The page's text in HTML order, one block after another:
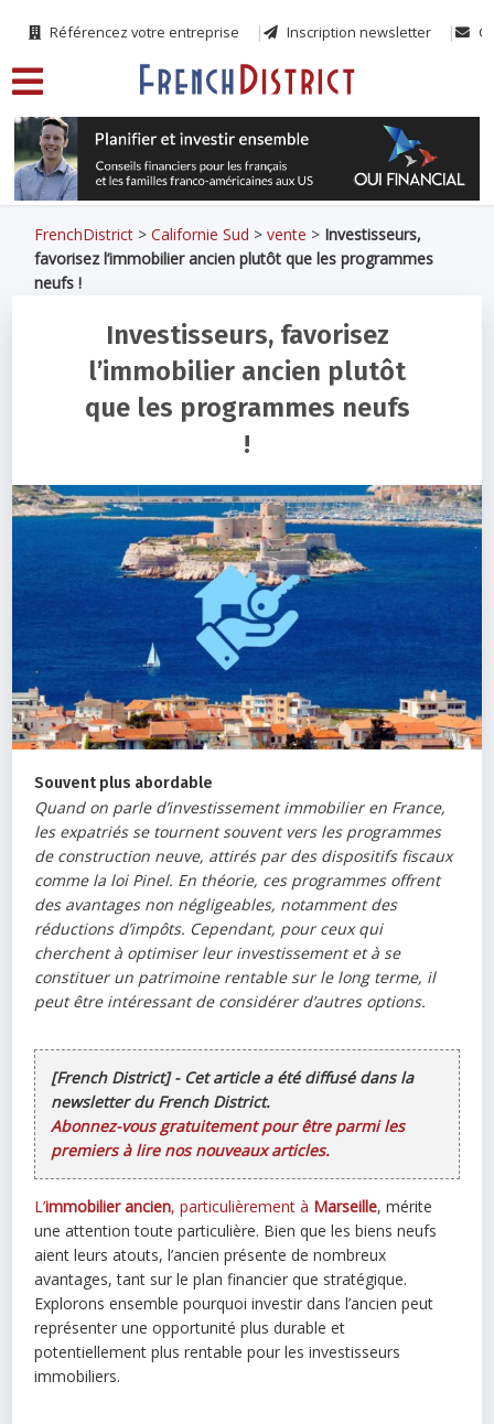
Référencez votre entreprise Inscription newsletter
FrenchDistrict >Californie Sud >vente > Investisseurs,
favorisez l’immobilier ancien plutôt que les programmes
neufs !
Investisseurs, favorisez
l’immobilier ancien plutôt
que les programmes neufs
!
Souvent plus abordable
Quand on parle d’investissement immobilier en France,
les expatriés se tournent souvent vers les programmes
de construction neuve, attirés par des dispositifs fiscaux
comme la loi Pinel. En théorie, ces programmes offrent
des avantages non négligeables, notamment des
réductions d’impôts. Cependant, pour ceux qui
cherchent à optimiser leur investissement et à se
constituer un patrimoine rentable sur le long terme, il
peut être intéressant de considérer d’autres options.
[French District] - Cet article a été diffusé dans la
newsletter du French District.
Abonnez-vous gratuitement pour être parmi les
premiers à lire nos nouveaux articles.
L’immobilier ancien, particulièrement à Marseille, mérite
une attention toute particulière. Bien que les biens neufs
aient leurs atouts, l’ancien présente de nombreux
avantages, tant sur le plan financier que stratégique.
Explorons ensemble pourquoi investir dans l’ancien peut
représenter une opportunité plus durable et
potentiellement plus rentable pour les investisseurs
immobiliers.